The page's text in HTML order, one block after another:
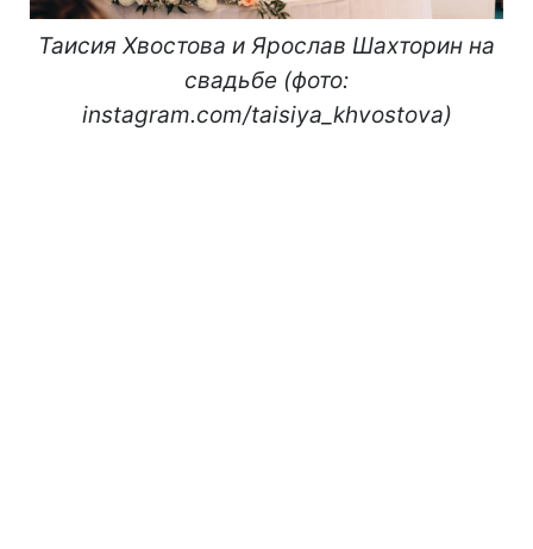
Таисия Хвостова и Ярослав Шахторин на
свадьбе (фото:
instagram.com/taisiya_khvostova)